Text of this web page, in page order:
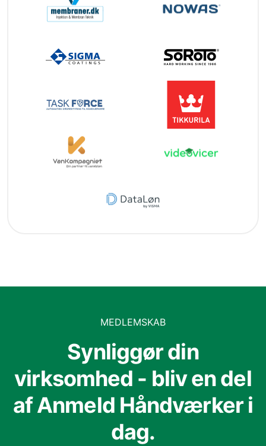
MEDLEMSKAB
Synliggør din
virksomhed - bliv en del
af Anmeld Håndværker i
dag.